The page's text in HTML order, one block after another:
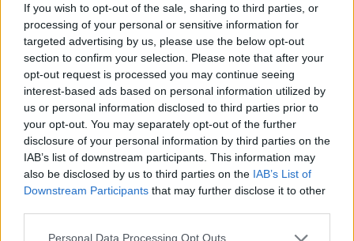
If you wish to opt-out of the sale, sharing to third parties, or
processing of your personal or sensitive information for
targeted advertising by us, please use the below opt-out
section to confirm your selection. Please note that after your
opt-out request is processed you may continue seeing
interest-based ads based on personal information utilized by
us or personal information disclosed to third parties prior to
your opt-out. You may separately opt-out of the further
disclosure of your personal information by third parties on the
IAB’s list of downstream participants. This information may
also be disclosed by us to third parties on the IAB’s List of
Downstream Participants that may further disclose it to other
Personal Data Processing Opt Outs
RUGALMAS FIZETÉS
Előre, vagy csak átvételkor?